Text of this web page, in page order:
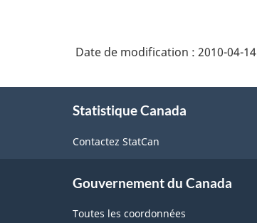
Date de modification : 2010-04-14
Statistique Canada
Contactez StatCan
Gouvernement du Canada
Toutes les coordonnées